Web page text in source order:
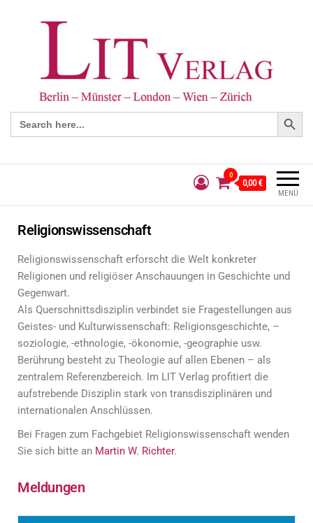
Search
for:
Search Button
MENÜ
0
0,00 €
Religionswissenschaft
Religionswissenschaft erforscht die Welt konkreter
Religionen und religiöser Anschauungen in Geschichte und
Gegenwart.
Als Querschnittsdisziplin verbindet sie Fragestellungen aus
Geistes- und Kulturwissenschaft: Religionsgeschichte, –
soziologie, -ethnologie, -ökonomie, -geographie usw.
Berührung besteht zu Theologie auf allen Ebenen – als
zentralem Referenzbereich. Im LIT Verlag profitiert die
aufstrebende Disziplin stark von transdisziplinären und
internationalen Anschlüssen.
Bei Fragen zum Fachgebiet Religionswissenschaft wenden
Sie sich bitte an Martin W. Richter.
Meldungen